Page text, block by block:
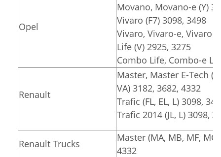
Opel
Movano, Movano-e (Y)
Vivaro (F7) 3098, 3498
Vivaro, Vivaro-e, Vivaro
Life (V) 2925, 3275
Combo Life, Combo-e
Renault
Master, Master E-Tech
VA) 3182, 3682, 4332
Trafic (FL, EL, L) 3098,
Trafic 2014 (JL, L) 3098,
Renault Trucks
Master (MA, MB, MF,
4332